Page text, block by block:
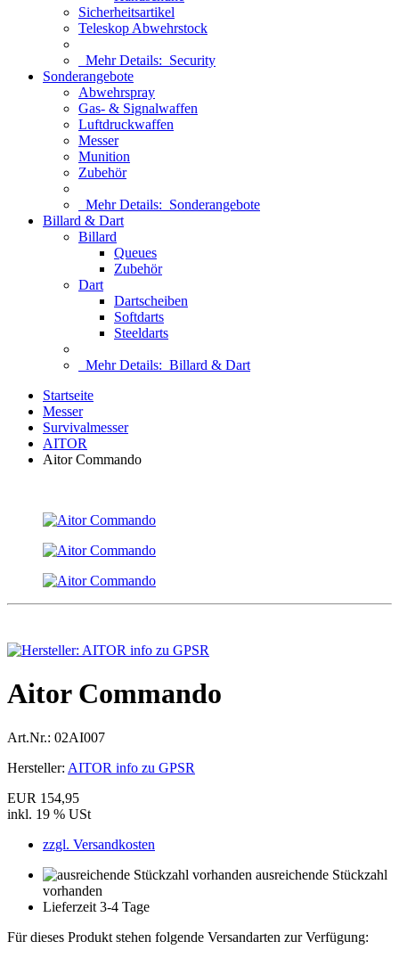
Sicherheitsartikel
Teleskop Abwehrstock
Mehr Details: Security
Sonderangebote
Abwehrspray
Gas- & Signalwaffen
Luftdruckwaffen
Messer
Munition
Zubehör
Mehr Details: Sonderangebote
Billard & Dart
Billard
Queues
Zubehör
Dart
Dartscheiben
Softdarts
Steeldarts
Mehr Details: Billard & Dart
Startseite
Messer
Survivalmesser
AITOR
Aitor Commando
Aitor Commando
Art.Nr.: 02AI007
Hersteller: AITOR info zu GPSR
EUR 154,95
inkl. 19 % USt
zzgl. Versandkosten
ausreichende Stückzahl
vorhanden
Lieferzeit 3-4 Tage
Für dieses Produkt stehen folgende Versandarten zur Verfügung: